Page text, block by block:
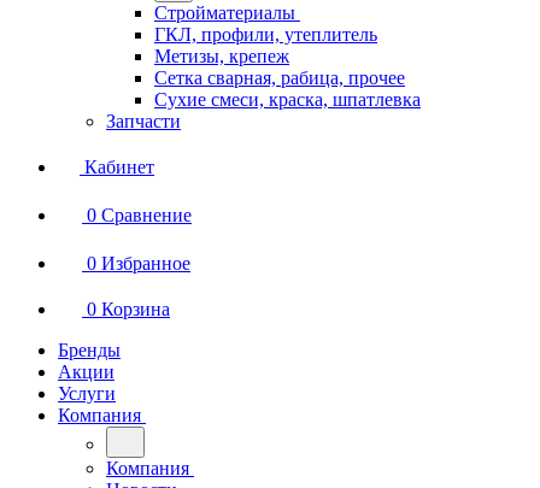
Стройматериалы
ГКЛ, профили, утеплитель
Метизы, крепеж
Сетка сварная, рабица, прочее
Сухие смеси, краска, шпатлевка
Запчасти
Кабинет
0 Сравнение
0 Избранное
0 Корзина
Бренды
Акции
Услуги
Компания
Компания